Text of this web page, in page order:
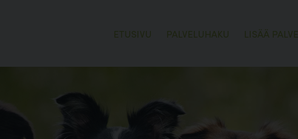
ETUSIVU PALVELUHAKU LISÄÄ